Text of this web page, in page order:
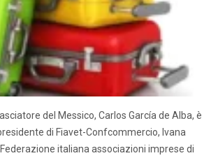
del Messico, Carlos García de Alba, è
di Fiavet-Confcommercio, Ivana
italiana associazioni imprese di